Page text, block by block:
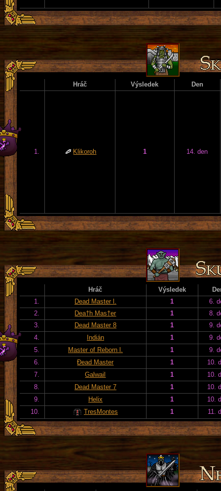
Hráč Výsledek Den
1. Klikoroh 1 14. den
Hráč Výsledek
1.
Dead Master l. 1
6.
2.
Dea†h Mas†er 1
8.
3.
Dead Master 8 1
9.
4.
Indián 1
9.
5.
Master of Reborn l. 1
9.
6.
Đead Master 1
10.
7.
Galwail 1
10.
8.
Dead Master 7 1
10.
9.
Helix 1
10.
10.
TresMontes 1 11.